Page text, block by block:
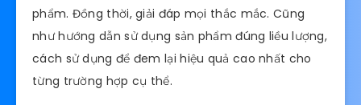
phẩm. Đồng thời, giải đáp mọi thắc mắc. Cũng
như hướng dẫn sử dụng sản phẩm đúng liều lượng,
cách sử dụng để đem lại hiệu quả cao nhất cho
từng trường hợp cụ thể.